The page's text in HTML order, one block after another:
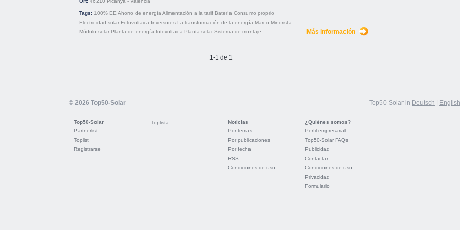
Tags: 100% EE Ahorro de energía Alimentación a la tarif Batería Consumo proprio
Electricidad solar Fotovoltaica Inversores La transformación de la energía Marco Minorista
Módulo solar Planta de energía fotovoltaica Planta solar Sistema de montaje Más información
1-1 de 1
© 2026 Top50-Solar Top50-Solar in Deutsch English
Top50-Solar
Partnerlist
Toplist
Registrarse
Toplista
Noticias
Por temas
Por publicaciones
Por fecha
RSS
Condiciones de uso
¿Quiénes somos?
Perfil empresarial
Top50-Solar FAQs
Publicidad
Contactar
Condiciones de uso
Privacidad
Formulario